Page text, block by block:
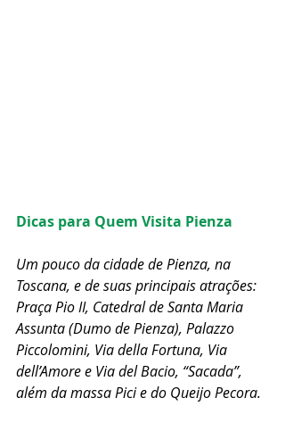
Dicas para Quem Visita Pienza
Um pouco da cidade de Pienza, na
Toscana, e de suas principais atrações:
Praça Pio II, Catedral de Santa Maria
Assunta (Dumo de Pienza), Palazzo
Piccolomini, Via della Fortuna, Via
dell’Amore e Via del Bacio, “Sacada”,
além da massa Pici e do Queijo Pecora.